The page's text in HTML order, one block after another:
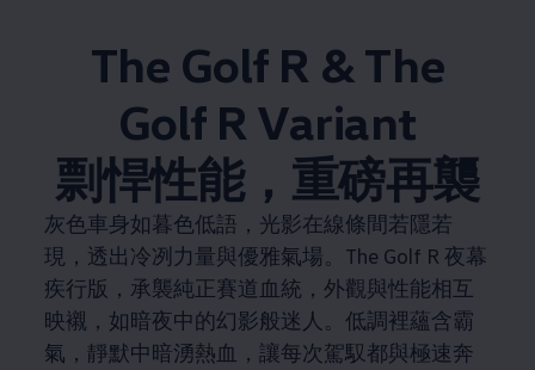
The Golf R & The
Golf R Variant​
剽悍性能，重磅再襲
灰色車身如暮色低語，光影在線條間若隱若
現，透出冷冽力量與優雅氣場。The Golf R 夜幕
疾行版，承襲純正賽道血統，外觀與性能相互
映襯，如暗夜中的幻影般迷人。低調裡蘊含霸
氣，靜默中暗湧熱血，讓每次駕馭都與極速奔